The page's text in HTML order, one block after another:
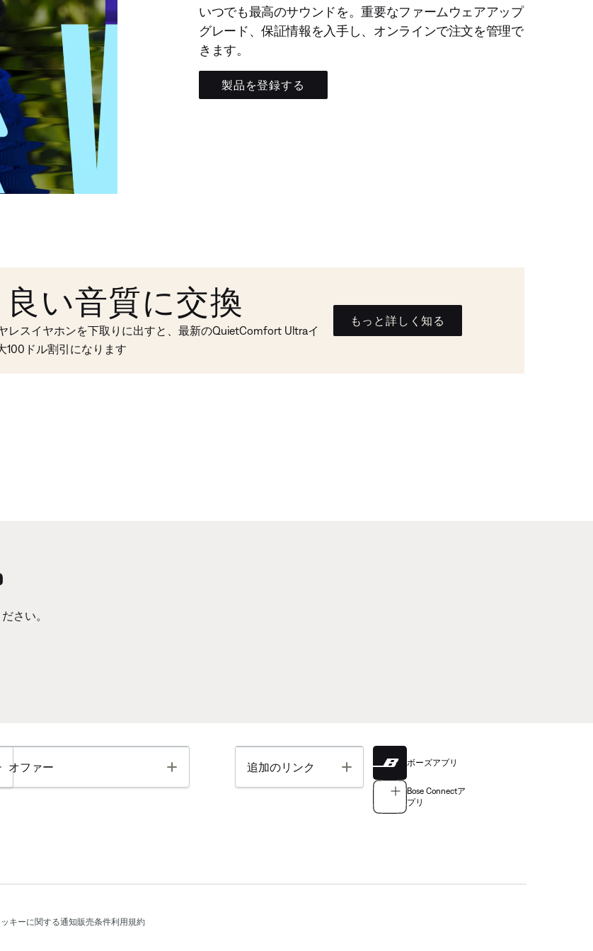
いつでも最高のサウンドを。重要なファームウェアアップ
グレード、保証情報を入手し、オンラインで注文を管理で
きます。
製品を登録する
良い音質に交換
レスイヤホンを下取りに出すと、最新のQuietComfort Ultraイ
100ドル割引になります
もっと詳しく知る
さい。
Toggle
オファー Toggle 追加のリンク Toggle ボーズアプリ
Bose Connectア
プリ
キーに関する通知販売条件利用規約